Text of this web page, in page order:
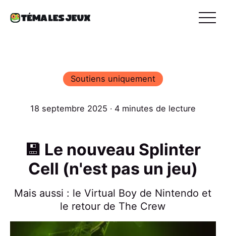
Soutiens uniquement
18 septembre 2025 ∙ 4 minutes de lecture
💾 Le nouveau Splinter
Cell (n'est pas un jeu)
Mais aussi : le Virtual Boy de Nintendo et
le retour de The Crew